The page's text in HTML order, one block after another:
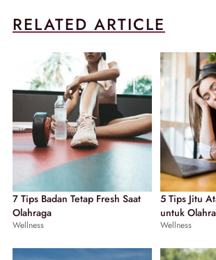
RELATED ARTICLE
7 Tips Badan Tetap Fresh Saat
Olahraga
Wellness
5 Tips Jitu
untuk
Wellness